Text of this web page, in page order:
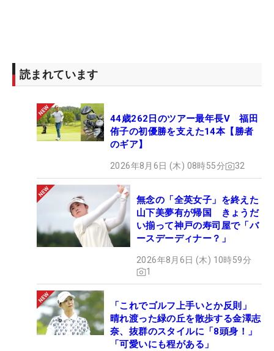
読まれています
44歳262日のツアー最年長V 福田
侑子の初優勝を支えた14本【勝者
のギア】
2026年8月6日 (木) 08時55分 32
無念の「全英女子」を終えた
山下美夢有が帰国 きょうだ
い揃って神戸の寿司屋で「バ
ースデーディナー？」
2026年8月6日 (木) 10時59分
1
「これでゴルフ上手いとか反則」
晴れ渡った緑の丘を散歩する金澤志
奈、抜群のスタイルに「8頭身！」
「可愛いにも程がある」